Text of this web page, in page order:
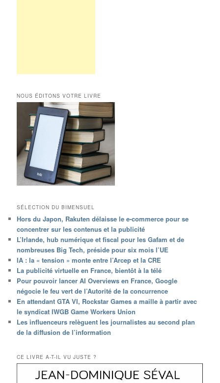
NOUS ÉDITONS VOTRE LIVRE
SÉLECTION DU BIMENSUEL
Hors du Japon, Rakuten délaisse le e-commerce pour se
concentrer sur les contenus et la publicité
L’Irlande, hub numérique et fiscal pour les Gafam et de
nombreuses Big Tech, préside pour six mois l’UE
IA : la « tension » monte entre l’Arcep et la CRE
La publicité virtuelle en France, bientôt à la télé
Pour pouvoir lancer AI Overviews en France, Google
négocie le feu vert de l’Autorité de la concurrence
En attendant GTA VI, Rockstar Games a maille à partir avec
le syndicat IWGB Game Workers Union
Les influenceurs relèguent les journalistes au second plan
de la diffusion de l’information
CE LIVRE A-T-IL VU JUSTE ?